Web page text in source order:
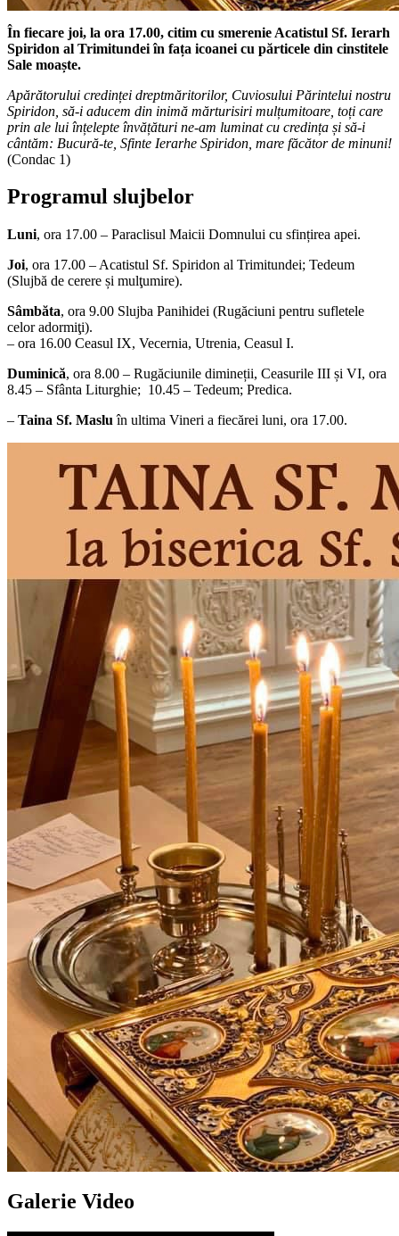
În fiecare joi, la ora 17.00, citim cu smerenie Acatistul Sf. Ierarh
Spiridon al Trimitundei în fața icoanei cu părticele din cinstitele
Sale moaște.
Apărătorului credinței dreptmăritorilor, Cuviosului Părintelui nostru
Spiridon, să-i aducem din inimă mărturisiri mulțumitoare, toți care
prin ale lui înțelepte învățături ne-am luminat cu credința și să-i
cântăm: Bucură-te, Sfinte Ierarhe Spiridon, mare făcător de minuni!
(Condac 1)
Programul slujbelor
Luni, ora 17.00 – Paraclisul Maicii Domnului cu sfințirea apei.
Joi, ora 17.00 – Acatistul Sf. Spiridon al Trimitundei; Tedeum
(Slujbă de cerere și mulţumire).
Sâmbăta, ora 9.00 Slujba Panihidei (Rugăciuni pentru sufletele
celor adormiţi).
– ora 16.00 Ceasul IX, Vecernia, Utrenia, Ceasul I.
Duminică, ora 8.00 – Rugăciunile dimineții, Ceasurile III și VI, ora
8.45 – Sfânta Liturghie; 10.45 – Tedeum; Predica.
– Taina Sf. Maslu în ultima Vineri a fiecărei luni, ora 17.00.
Galerie Video